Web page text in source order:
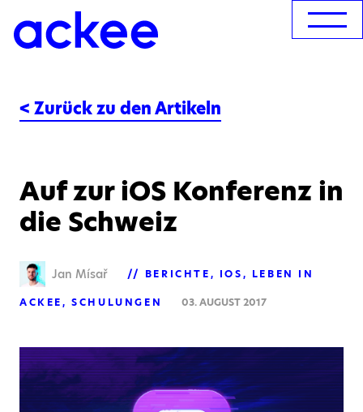
< Zurück zu den Artikeln
Auf zur iOS Konferenz in
die Schweiz
Jan Mísař BERICHTE IOS LEBEN IN
ACKEE SCHULUNGEN 03. AUGUST 2017